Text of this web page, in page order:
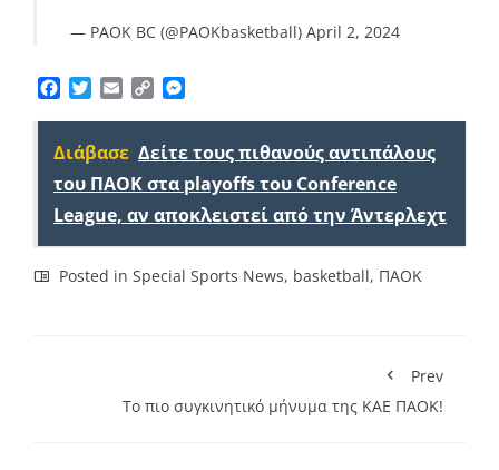
— PAOK BC (@PAOKbasketball) April 2, 2024
Facebook
TwitterEmailCopy
Διάβασε Δείτε τους πιθανούς αντιπάλους
του ΠΑΟΚ στα playoffs του Conference
League, αν αποκλειστεί από την Άντερλεχτ
Posted in Special Sports News, basketball, ΠΑΟΚ
Prev
Το πιο συγκινητικό μήνυμα της ΚΑΕ ΠΑΟΚ!